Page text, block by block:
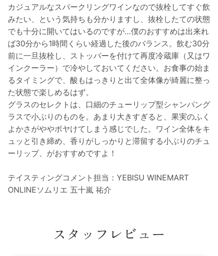
カジュアルなスパークリングワインなので抜栓してすぐ飲
みたい、という気持ちも分かりますし、抜栓したての状態
でも十分に開いてはいるのですが…僕のおすすめは出来れ
ば30分から1時間くらい経過した後のバランス。飲む30分
前に一旦抜栓し、ストッパーを付けて再度冷蔵庫（又はワ
インクーラー）で冷やしておいてください。お食事の始ま
るタイミングで、酸もはっきりと出て全体像が綺麗に整っ
た状態で楽しめるはず。
グラスのセレクトは、口細のチューリップ型シャンパング
ラスで小ぶりのものを。あまり大きすぎると、果実のふく
よかさがややボヤけてしまう感じでした。ワイン全体をキ
ュッと引き締め、香りがしっかりと滞留する小ぶりのチュ
ーリップ、がおすすめですよ！
テイスティングコメント担当：YEBISU WINEMART
ONLINEソムリエ 五十嵐 祐介
スタッフレビュー